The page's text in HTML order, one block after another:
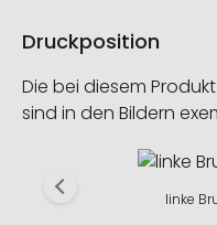
Druckposition
Die bei diesem
sind in den Bildern
linke